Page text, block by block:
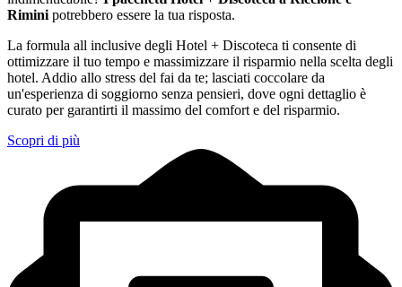
Rimini potrebbero essere la tua risposta.
La formula all inclusive degli Hotel + Discoteca ti consente di
ottimizzare il tuo tempo e massimizzare il risparmio nella scelta degli
hotel. Addio allo stress del fai da te; lasciati coccolare da
un'esperienza di soggiorno senza pensieri, dove ogni dettaglio è
curato per garantirti il massimo del comfort e del risparmio.
Scopri di più